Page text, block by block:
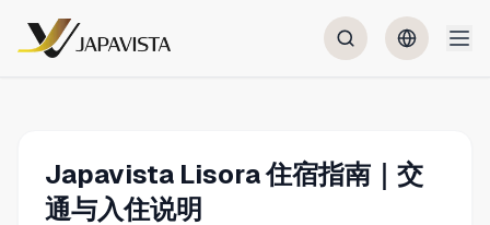
Japavista Lisora 住宿指南｜交
通与入住说明